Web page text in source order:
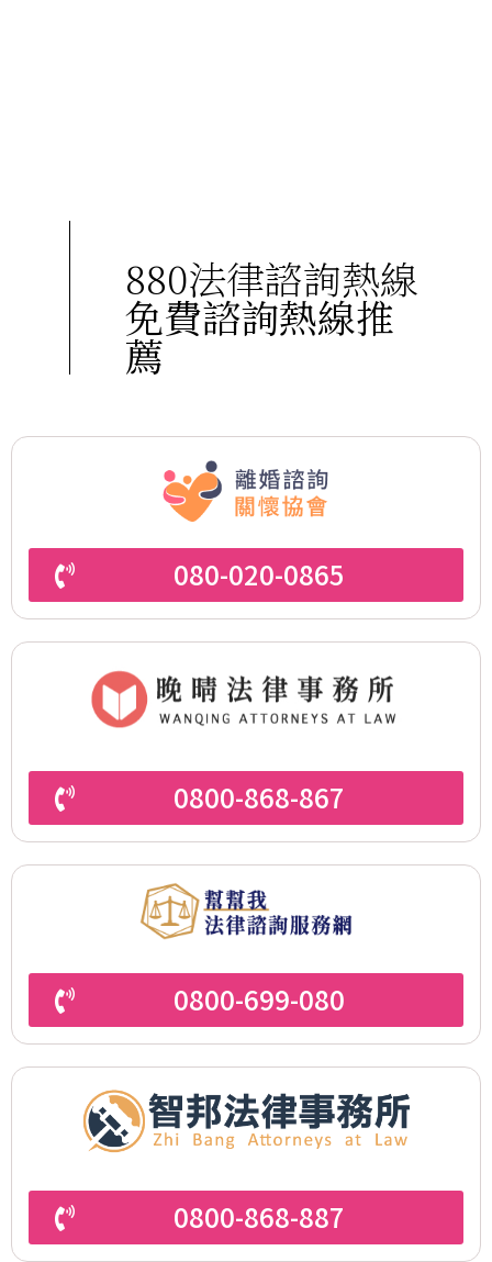
880法律諮詢熱線
免費諮詢熱線推
薦
080-020-0865
0800-868-867
0800-699-080
0800-868-887